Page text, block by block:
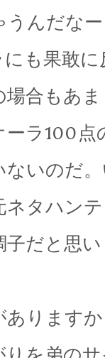
んだな
も果敢
合もあ
ラ100
いのだ
タハン
だと思
ります